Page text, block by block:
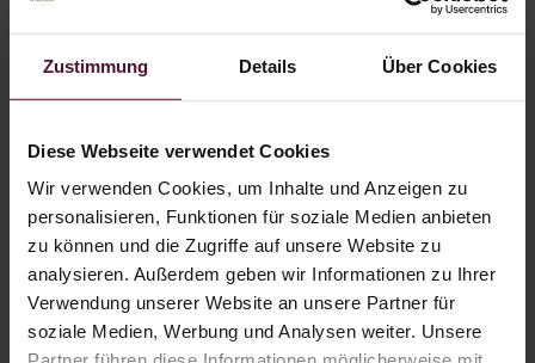
Zustimmung Details Über Cookies
Diese Webseite verwendet Cookies
Wir verwenden Cookies, um Inhalte und Anzeigen zu
personalisieren, Funktionen für soziale Medien anbieten
zu können und die Zugriffe auf unsere Website zu
analysieren. Außerdem geben wir Informationen zu Ihrer
Verwendung unserer Website an unsere Partner für
soziale Medien, Werbung und Analysen weiter. Unsere
Aktionen & News
Login
Weisswein
Roséwein
Alkoholfrei
Eckhard Walter
Genusspakete
Wein des Monats